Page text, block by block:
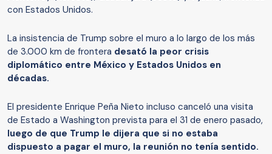
con Estados Unidos.
La insistencia de Trump sobre el muro a lo largo de los más
de 3.000 km de frontera desató la peor crisis
diplomático entre México y Estados Unidos en
décadas.
El presidente Enrique Peña Nieto incluso canceló una visita
de Estado a Washington prevista para el 31 de enero pasado,
luego de que Trump le dijera que si no estaba
dispuesto a pagar el muro, la reunión no tenía sentido.